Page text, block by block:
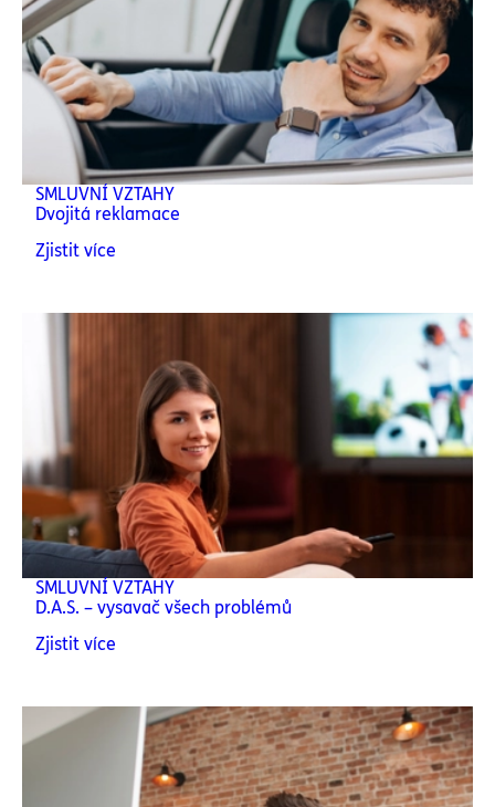
SMLUVNÍ VZTAHY
Dvojitá reklamace
Zjistit více
SMLUVNÍ VZTAHY
D.A.S. – vysavač všech problémů
Zjistit více